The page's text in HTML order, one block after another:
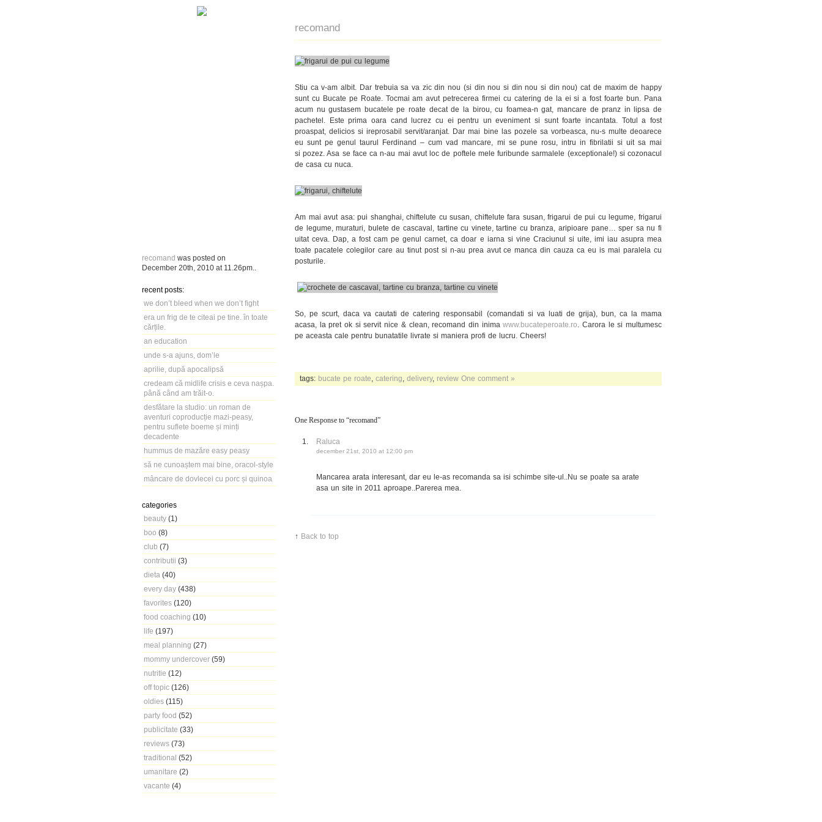
recomand was posted on
December 20th, 2010 at 11.26pm
recent posts:
we don’t bleed when we don’t fight
era un frig de te citeai pe tine. în toate
cărțile.
an education
unde s-a ajuns, dom’le
aprilie, după apocalipsă
credeam că midlife crisis e ceva nașpa.
până când am trăit-o.
desfătare la studio: un roman de
aventuri coproducție mazi-peasy,
pentru suflete boeme și minți
decadente
hummus de mazăre easy peasy
să ne cunoaștem mai bine, oracol-style
mâncare de dovlecei cu porc și quinoa
categories
beauty (1)
boo (8)
club (7)
contributii (3)
dieta (40)
every day (438)
favorites (120)
food coaching (10)
life (197)
meal planning (27)
mommy undercover (59)
nutritie (12)
off topic (126)
oldies (115)
party food (52)
publicitate (33)
reviews (73)
traditional (52)
umanitare (2)
vacante (4)
recomand
Stiu ca v-am albit. Dar trebuia sa va zic din nou (si din nou si din nou si din nou) cat de maxim de happy
sunt cu Bucate pe Roate. Tocmai am avut petrecerea firmei cu catering de la ei si a fost foarte bun. Pana
acum nu gustasem bucatele pe roate decat de la birou, cu foamea-n gat, mancare de pranz in lipsa de
pachetel. Este prima oara cand lucrez cu ei pentru un eveniment si sunt foarte incantata. Totul a fost
proaspat, delicios si ireprosabil servit/aranjat. Dar mai bine las pozele sa vorbeasca, nu-s multe deoarece
eu sunt pe genul taurul Ferdinand – cum vad mancare, mi se pune rosu, intru in fibrilatii si uit sa mai
si pozez. Asa se face ca n-au mai avut loc de poftele mele furibunde sarmalele (exceptionale!) si cozonacul
de casa cu nuca.
Am mai avut asa: pui shanghai, chiftelute cu susan, chiftelute fara susan, frigarui de pui cu legume, frigarui
de legume, muraturi, bulete de cascaval, tartine cu vinete, tartine cu branza, aripioare pane… sper sa nu fi
uitat ceva. Dap, a fost cam pe genul carnet, ca doar e iarna si vine Craciunul si uite, imi iau asupra mea
toate pacatele colegilor care au tinut post si n-au prea avut ce manca din cauza ca eu is mai paralela cu
posturile.
So, pe scurt, daca va cautati de catering responsabil (comandati si va luati de grija), bun, ca la mama
acasa, la pret ok si servit nice & clean, recomand din inimawww.bucateperoate.ro . Carora le si multumesc
pe aceasta cale pentru bunatatile livrate si maniera profi de lucru. Cheers!
tags: bucate pe roate catering delivery, review One comment »
One Response to “recomand”
Raluca
december 21st, 2010 at 12:00 pm
Mancarea arata interesant, dar eu le-as recomanda sa isi schimbe site-ul..Nu se poate sa arate
asa un site in 2011 aproape..Parerea mea.
↑ Back to top